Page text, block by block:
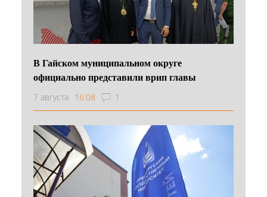
В Гайском муниципальном округе
официально представили врип главы
7 августа 16:08 1